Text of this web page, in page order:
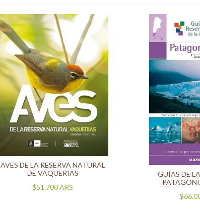
AVES DE LA RESERVA NATURAL
DE VAQUERÍAS
$51.700ARS
GUÍAS DE